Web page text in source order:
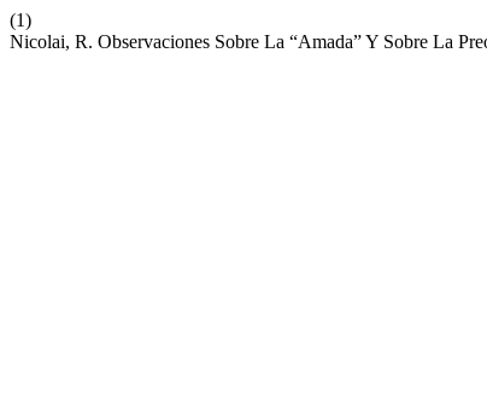
(1)
Nicolai, R. Observaciones Sobre La “Amada” Y Sobre La